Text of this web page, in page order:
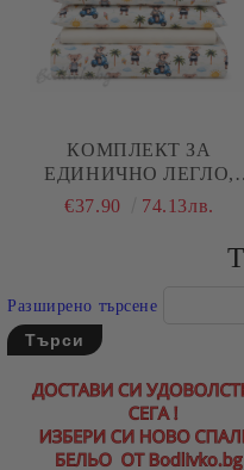
КОМПЛЕКТ ЗА
ЕДИНИЧНО ЛЕГЛО,
КОАЛА С ПАЛИ, 100%
(ПОПЛИН), 3 ЧАСТИ
€37.90 74.13лв.
Разширено търсене